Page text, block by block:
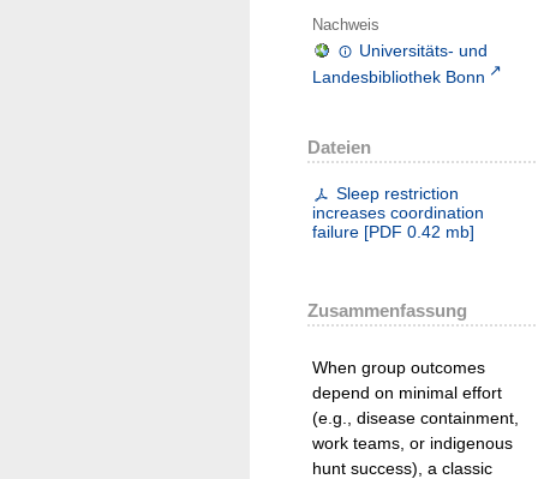
Nachweis
Universitäts- und
Landesbibliothek Bonn
Dateien
Sleep restriction
increases coordination
failure [PDF 0.42 mb]
Zusammenfassung
When group outcomes
depend on minimal effort
(e.g., disease containment,
work teams, or indigenous
hunt success), a classic